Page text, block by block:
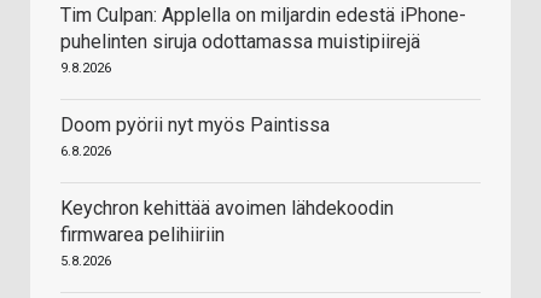
Tim Culpan: Applella on miljardin edestä iPhone-
puhelinten siruja odottamassa muistipiirejä
9.8.2026
Doom pyörii nyt myös Paintissa
6.8.2026
Keychron kehittää avoimen lähdekoodin
firmwarea pelihiiriin
5.8.2026